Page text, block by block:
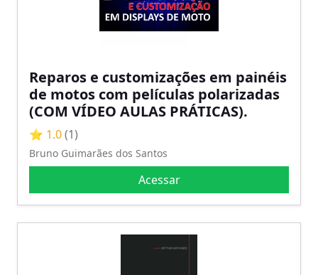
Reparos e customizações em painéis
de motos com películas polarizadas
(COM VÍDEO AULAS PRÁTICAS).
⭐ 1.0(1)
Bruno Guimarães dos Santos
Acessar